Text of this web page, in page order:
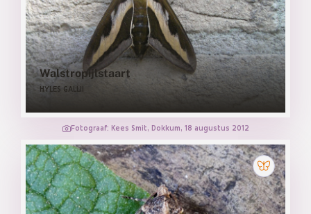
Walstropijlstaart
HYLES GALLII
Fotograaf: Kees Smit, Dokkum, 18 augustus 2012